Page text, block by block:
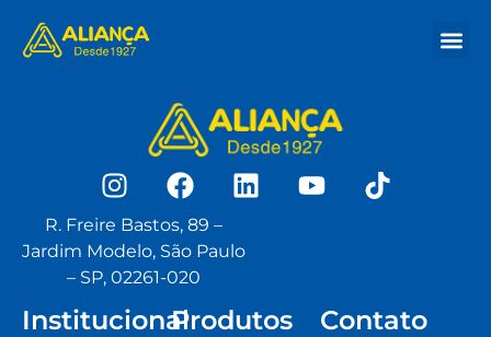
R. Freire Bastos, 89 –
Jardim Modelo, São Paulo
– SP, 02261-020
InstitucionalProdutos Contato